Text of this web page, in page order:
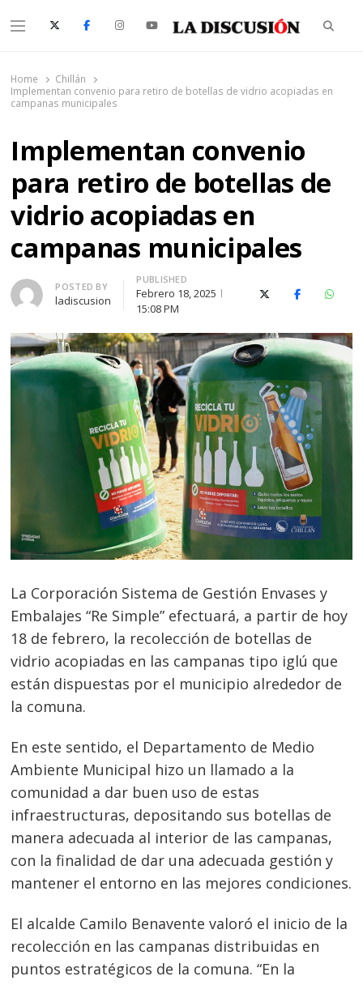
Menu
Home
Chillán
Implementan convenio para retiro de botellas de vidrio acopiadas en
campanas municipales
Implementan convenio
para retiro de botellas de
vidrio acopiadas en
campanas municipales
Author
POSTED BY
ladiscusion
PUBLISHED
Febrero 18, 2025
15:08 PM
X (Twitter)Facebook
La Corporación Sistema de Gestión Envases y
Embalajes “Re Simple” efectuará, a partir de hoy
18 de febrero, la recolección de botellas de
vidrio acopiadas en las campanas tipo iglú que
están dispuestas por el municipio alrededor de
la comuna.
En este sentido, el Departamento de Medio
Ambiente Municipal hizo un llamado a la
comunidad a dar buen uso de estas
infraestructuras, depositando sus botellas de
manera adecuada al interior de las campanas,
con la finalidad de dar una adecuada gestión y
mantener el entorno en las mejores condiciones.
El alcalde Camilo Benavente valoró el inicio de la
recolección en las campanas distribuidas en
puntos estratégicos de la comuna. “En la